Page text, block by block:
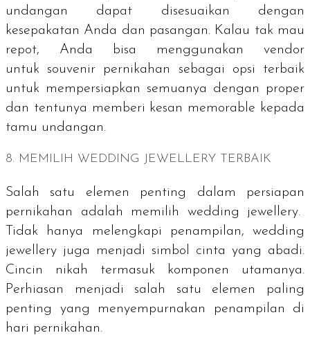
undangan dapat disesuaikan dengan
kesepakatan Anda dan pasangan. Kalau tak mau
repot, Anda bisa menggunakan vendor
untuk souvenir pernikahan sebagai opsi terbaik
untuk mempersiapkan semuanya dengan proper
dan tentunya memberi kesan memorable kepada
tamu undangan.
8. MEMILIH WEDDING JEWELLERY TERBAIK
Salah satu elemen penting dalam persiapan
pernikahan adalah memilih wedding jewellery.
Tidak hanya melengkapi penampilan, wedding
jewellery juga menjadi simbol cinta yang abadi.
Cincin nikah termasuk komponen utamanya.
Perhiasan menjadi salah satu elemen paling
penting yang menyempurnakan penampilan di
hari pernikahan.